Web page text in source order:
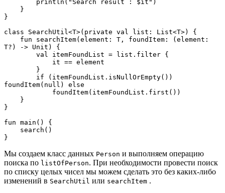
        println("Search result : $it")
    }
}
class SearchUtil<T>(private val list: List<T>) {
T?) -> Unit) {
        val itemFoundList = list.filter {
            it == element
        }
foundItem(null) else
            foundItem(itemFoundList.first())
    }
}
fun main() {
    search()
}
Мы создаем класс данных Person и выполняем операцию
поиска по listOfPerson. При необходимости провести поиск
по списку целых чисел мы можем сделать это без каких-либо
изменений в SearchUtil или searchItem .